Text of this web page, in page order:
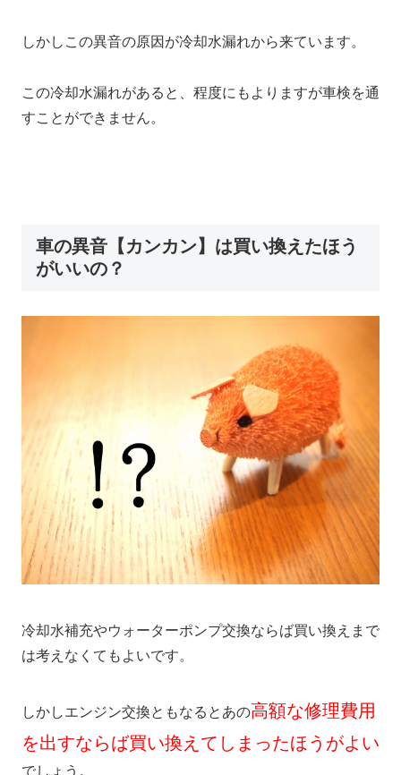
しかしこの異音の原因が冷却水漏れから来ています。
この冷却水漏れがあると、程度にもよりますが車検を通
すことができません。
車の異音【カンカン】は買い換えたほう
がいいの？
冷却水補充やウォーターポンプ交換ならば買い換えまで
は考えなくてもよいです。
しかしエンジン交換ともなるとあの高額な修理費用
を出すならば買い換えてしまったほうがよい
でしょう。